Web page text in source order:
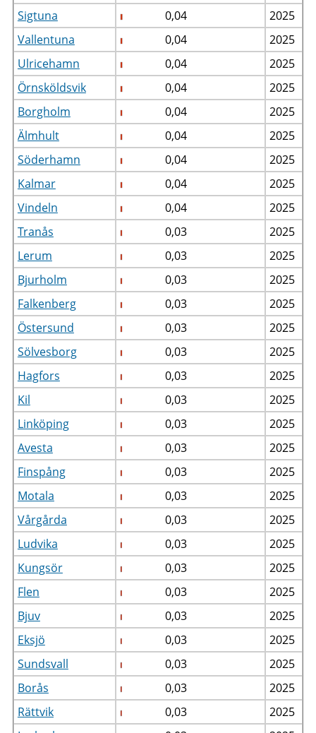
Sigtuna
0,04
2025
Vallentuna
0,04
2025
Ulricehamn
0,04
2025
Örnsköldsvik
0,04
2025
Borgholm
0,04
2025
Älmhult
0,04
2025
Söderhamn
0,04
2025
Kalmar
0,04
2025
Vindeln
0,04
2025
Tranås
0,03
2025
Lerum
0,03
2025
Bjurholm
0,03
2025
Falkenberg
0,03
2025
Östersund
0,03
2025
Sölvesborg
0,03
2025
Hagfors
0,03
2025
Kil
0,03
2025
Linköping
0,03
2025
Avesta
0,03
2025
Finspång
0,03
2025
Motala
0,03
2025
Vårgårda
0,03
2025
Ludvika
0,03
2025
Kungsör
0,03
2025
Flen
0,03
2025
Bjuv
0,03
2025
Eksjö
0,03
2025
Sundsvall
0,03
2025
Borås
0,03
2025
Rättvik
0,03
2025